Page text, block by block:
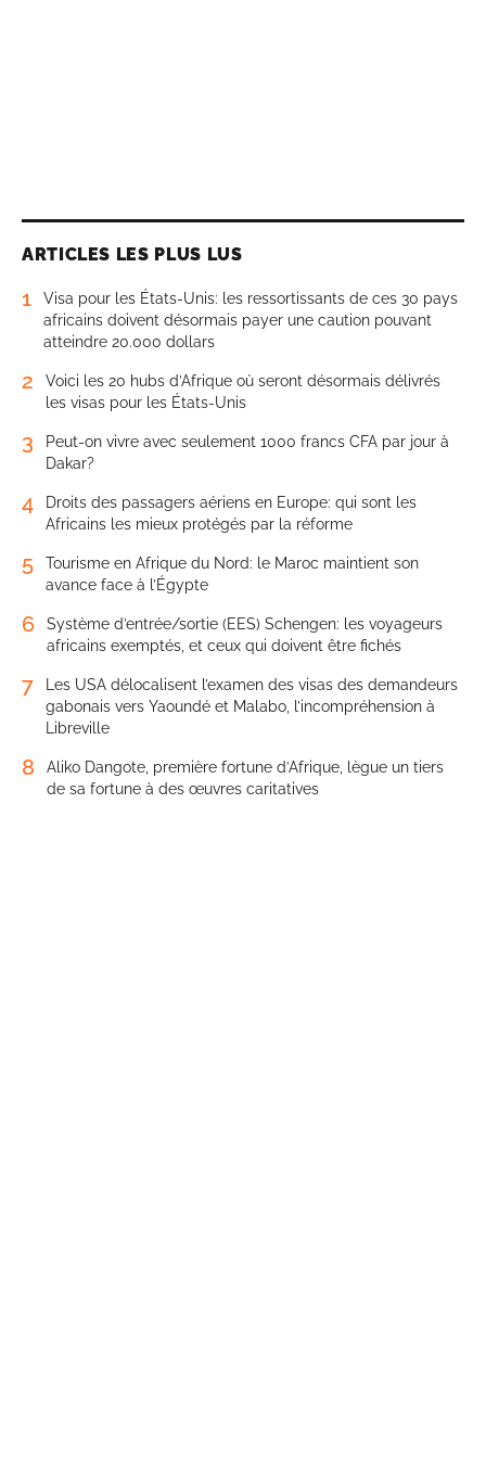
ARTICLES LES PLUS LUS
1
Visa pour les États-Unis: les ressortissants de ces 30 pays
africains doivent désormais payer une caution pouvant
atteindre 20.000 dollars
2
Voici les 20 hubs d’Afrique où seront désormais délivrés
les visas pour les États-Unis
3
Peut-on vivre avec seulement 1000 francs CFA par jour à
Dakar?
4
Droits des passagers aériens en Europe: qui sont les
Africains les mieux protégés par la réforme
5
Tourisme en Afrique du Nord: le Maroc maintient son
avance face à l’Égypte
6
Système d’entrée/sortie (EES) Schengen: les voyageurs
africains exemptés, et ceux qui doivent être fichés
7
Les USA délocalisent l’examen des visas des demandeurs
gabonais vers Yaoundé et Malabo, l’incompréhension à
Libreville
8
Aliko Dangote, première fortune d’Afrique, lègue un tiers
de sa fortune à des œuvres caritatives